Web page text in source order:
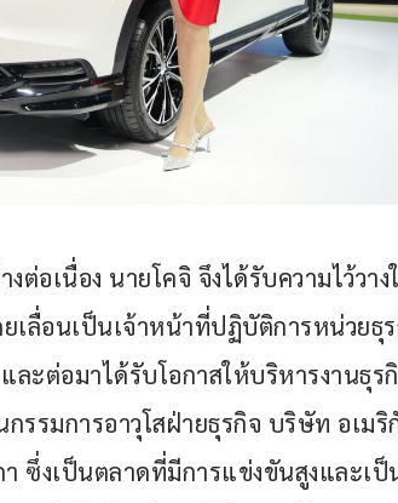
อเนื่อง นายโคจิ จึงได้รับความไว้วาง
เลื่อนเป็นเจ้าหน้าที่ปฏิบัติการหน่วยธุ
ะต่อมาได้รับโอกาสให้บริหารงานธุร
รรมการอาวุโสฝ่ายธุรกิจ บริษัท อเม
ซึ่งเป็นตลาดที่มีการแข่งขันสูงและเ